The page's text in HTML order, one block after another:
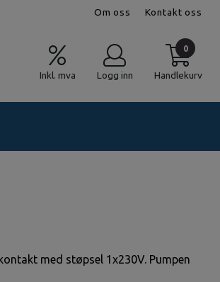
Om oss Kontakt oss
Inkl. mva Logg inn
0
Handlekurv
med støpsel 1x230V. Pumpen